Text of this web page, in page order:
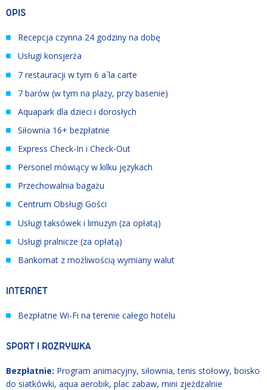
OPIS
Recepcja czynna 24 godziny na dobę
Usługi konsjerża
7 restauracji w tym 6 a`la carte
7 barów (w tym na plaży, przy basenie)
Aquapark dla dzieci i dorosłych
Siłownia 16+ bezpłatnie
Express Check-In i Check-Out
Personel mówiący w kilku językach
Przechowalnia bagażu
Centrum Obsługi Gości
Usługi taksówek i limuzyn (za opłatą)
Usługi pralnicze (za opłatą)
Bankomat z możliwością wymiany walut
INTERNET
Bezpłatne Wi-Fi na terenie całego hotelu
SPORT I ROZRYWKA
Bezpłatnie: Program animacyjny, siłownia, tenis stołowy, boisko
do siatkówki, aqua aerobik, plac zabaw, mini zjeżdżalnie